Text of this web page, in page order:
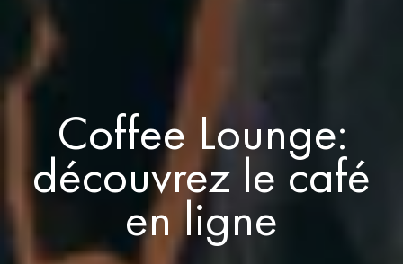
Coffee Lounge:
découvrez le café
en ligne